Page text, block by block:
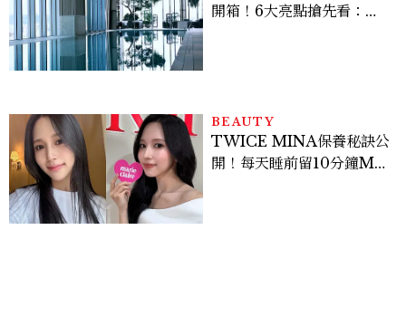
開箱！6大亮點搶先看：新
BEAUTY
TWICE MINA保養秘訣公
開！每天睡前留10分鐘ME